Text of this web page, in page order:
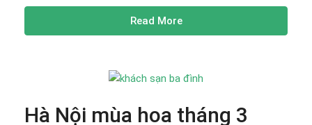
Read More
Hà Nội mùa hoa tháng 3